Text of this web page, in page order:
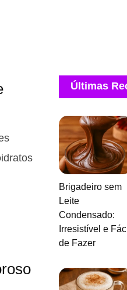
Últimas
Brigadeiro sem
Leite
Condensado:
Irresistível e
de Fazer